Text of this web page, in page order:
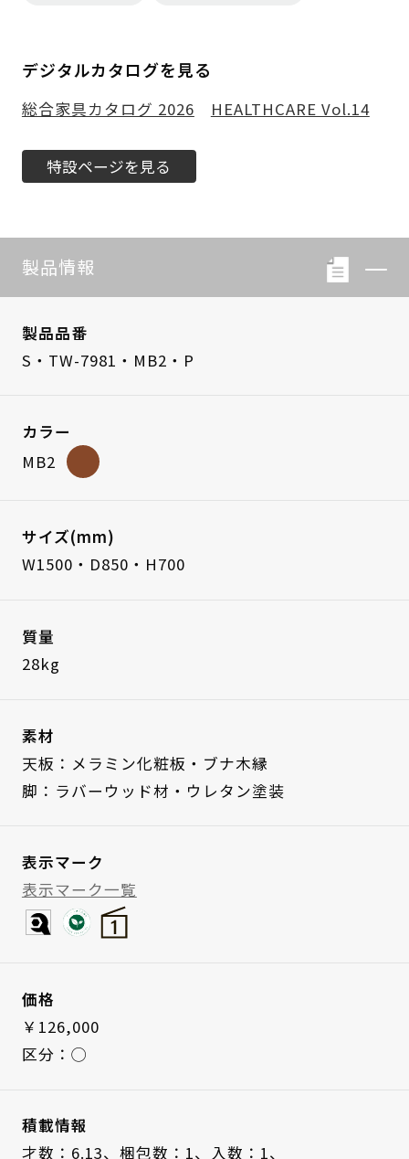
デジタルカタログを見る
総合家具カタログ 2026 HEALTHCARE Vol.14
特設ページを見る
製品情報
製品品番
S・TW-7981・MB2・P
カラー
MB2
サイズ(mm)
W1500・D850・H700
質量
28kg
素材
天板：メラミン化粧板・ブナ木縁
脚：ラバーウッド材・ウレタン塗装
表示マーク
表示マーク一覧
価格
￥126,000
区分：◯
積載情報
才数：6.13、 梱包数：1、 入数：1、